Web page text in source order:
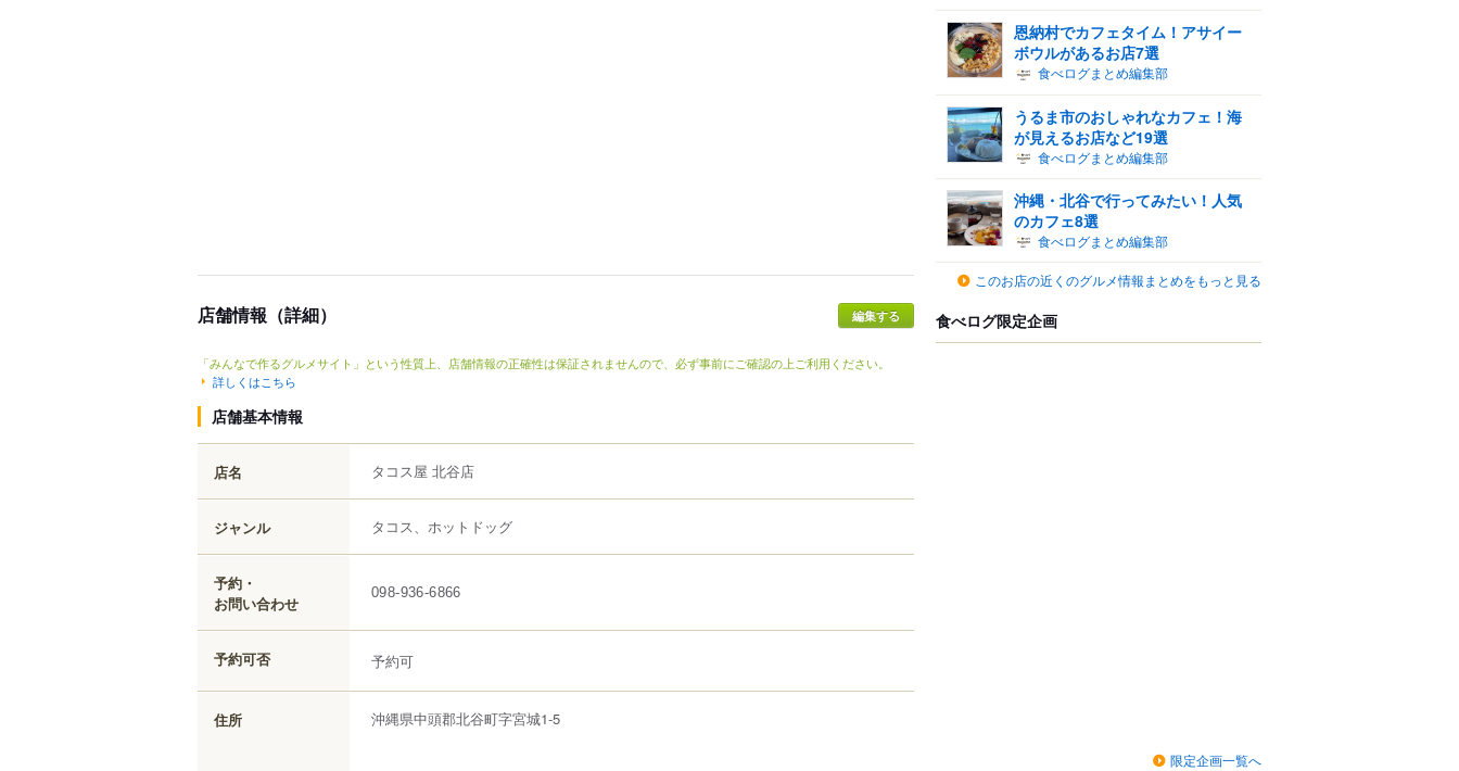
店舗情報（詳細）
「みんなで作るグルメサイト」という性質上、店舗情報の正確性は保証されませんので、必ず事前にご確認の上ご利用ください。
詳しくはこちら
店舗基本情報
店名 タコス屋 北谷店
ジャンル タコス、ホットドッグ
予約・
お問い合わせ
098-936-6866
予約可否 予約可
住所 沖縄県中頭郡北谷町字宮城1-5
恩納村でカフェタイム！アサイー
ボウルがあるお店7選
食べログまとめ編集部
うるま市のおしゃれなカフェ！海
が見えるお店など19選
食べログまとめ編集部
沖縄・北谷で行ってみたい！人気
のカフェ8選
食べログまとめ編集部
このお店の近くのグルメ情報まとめをもっと見る
食べログ限定企画
限定企画一覧へ